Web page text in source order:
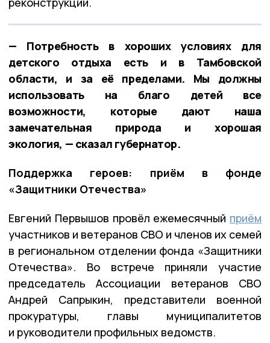
— Потребность в хороших условиях для
детского отдыха есть и в Тамбовской
области, и за её пределами. Мы должны
использовать на благо детей все
возможности, которые дают наша
замечательная природа и хорошая
экология, — сказал губернатор.
Поддержка героев: приём в фонде
«Защитники Отечества»
Евгений Первышов провёл ежемесячный приём
участников и ветеранов СВО и членов их семей
в региональном отделении фонда «Защитники
Отечества». Во встрече приняли участие
председатель Ассоциации ветеранов СВО
Андрей Сапрыкин, представители военной
прокуратуры, главы муниципалитетов
и руководители профильных ведомств.